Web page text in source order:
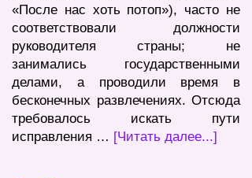
«После нас хоть потоп»), часто не
соответствовали должности
руководителя страны; не
занимались государственными
делами, а проводили время в
бесконечных развлечениях. Отсюда
требовалось искать пути
исправления … [Читать далее...]